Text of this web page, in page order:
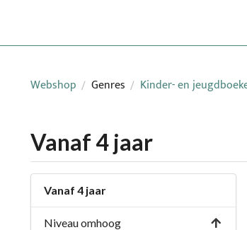
Webshop / Genres / Kinder- en
Vanaf 4 jaar
Vanaf 4 jaar
Niveau omhoog